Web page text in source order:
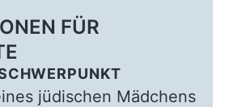
FÜR
jüdischen Mädchens